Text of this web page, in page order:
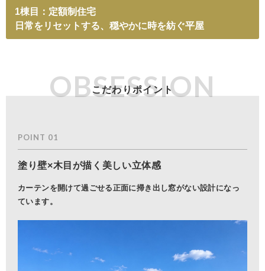
1棟目：定額制住宅
日常をリセットする、穏やかに時を紡ぐ平屋
OBSESSION
POINT 01
塗り壁×木目が描く美しい立体感
カーテンを開けて過ごせる正面に掃き出し窓がない設計になっ
ています。